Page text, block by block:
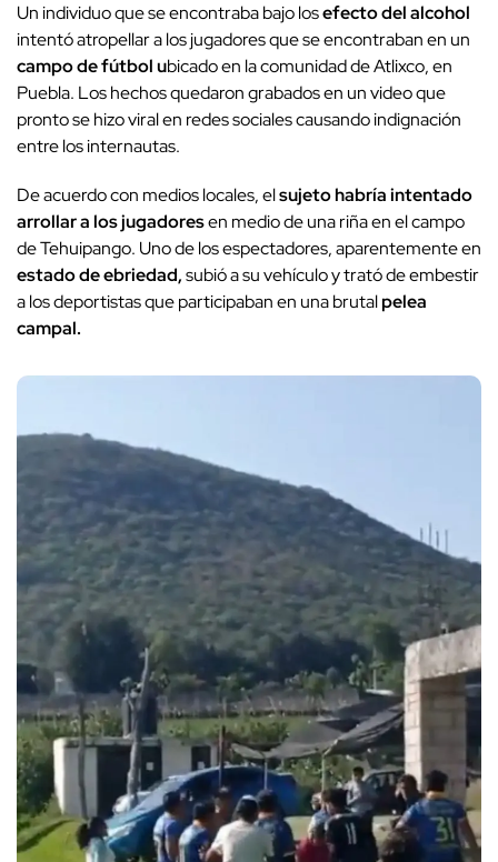
Un individuo que se encontraba bajo losefecto del alcohol
intentó atropellar a los jugadores que se encontraban en un
campo de fútbol ubicado en la comunidad de Atlixco, en
Puebla. Los hechos quedaron grabados en un video que
pronto se hizo viral en redes sociales causando indignación
entre los internautas.
De acuerdo con medios locales, elsujeto habría intentado
arrollar a los jugadoresen medio de una riña en el campo
de Tehuipango. Uno de los espectadores, aparentemente en
estado de ebriedad,subió a su vehículo y trató de embestir
a los deportistas que participaban en una brutalpelea
campal.